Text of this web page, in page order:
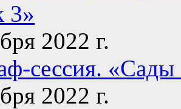
3»
2022 г.
сессия. «Сады
2022 г.